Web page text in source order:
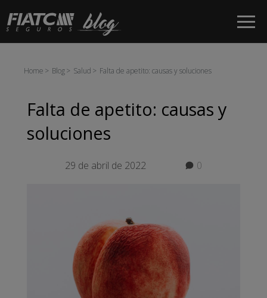
Saltar al contenido principal
Home Blog Salud Falta de apetito: causas y soluciones
Falta de apetito: causas y
soluciones
29 de abril de 2022 0